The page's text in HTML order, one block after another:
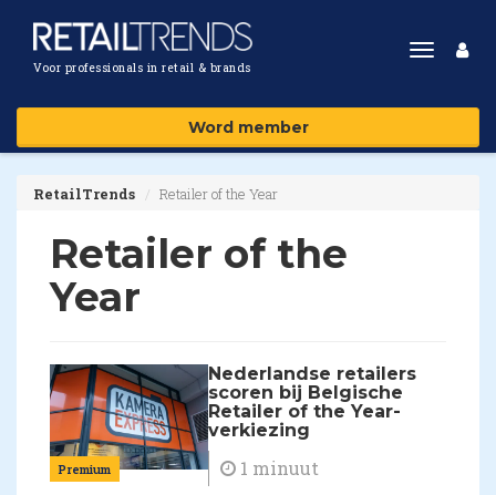
Voor professionals in retail & brands
Toggle
Word member
RetailTrends Retailer of the Year
Retailer of the
Year
Premium
Nederlandse retailers
scoren bij Belgische
Retailer of the Year-
verkiezing
1 minuut